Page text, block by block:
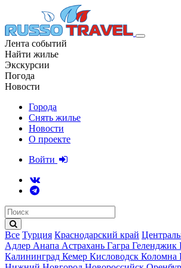
Лента событий
Найти жилье
Экскурсии
Погода
Новости
Города
Снять жилье
Новости
О проекте
Войти
Все Турция Краснодарский край
Адлер Анапа Астрахань Гагра Геленджик
Калининград Кемер Кисловодск Коломна